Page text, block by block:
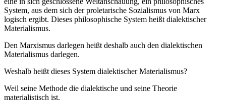
System, aus dem sich der proletarische Sozialismus von Marx
logisch ergibt. Dieses philosophische System heißt dialektischer
Materialismus.
Den Marxismus darlegen heißt deshalb auch den dialektischen
Materialismus darlegen.
Weshalb heißt dieses System dialektischer Materialismus?
Weil seine Methode die dialektische und seine Theorie
materialistisch ist.